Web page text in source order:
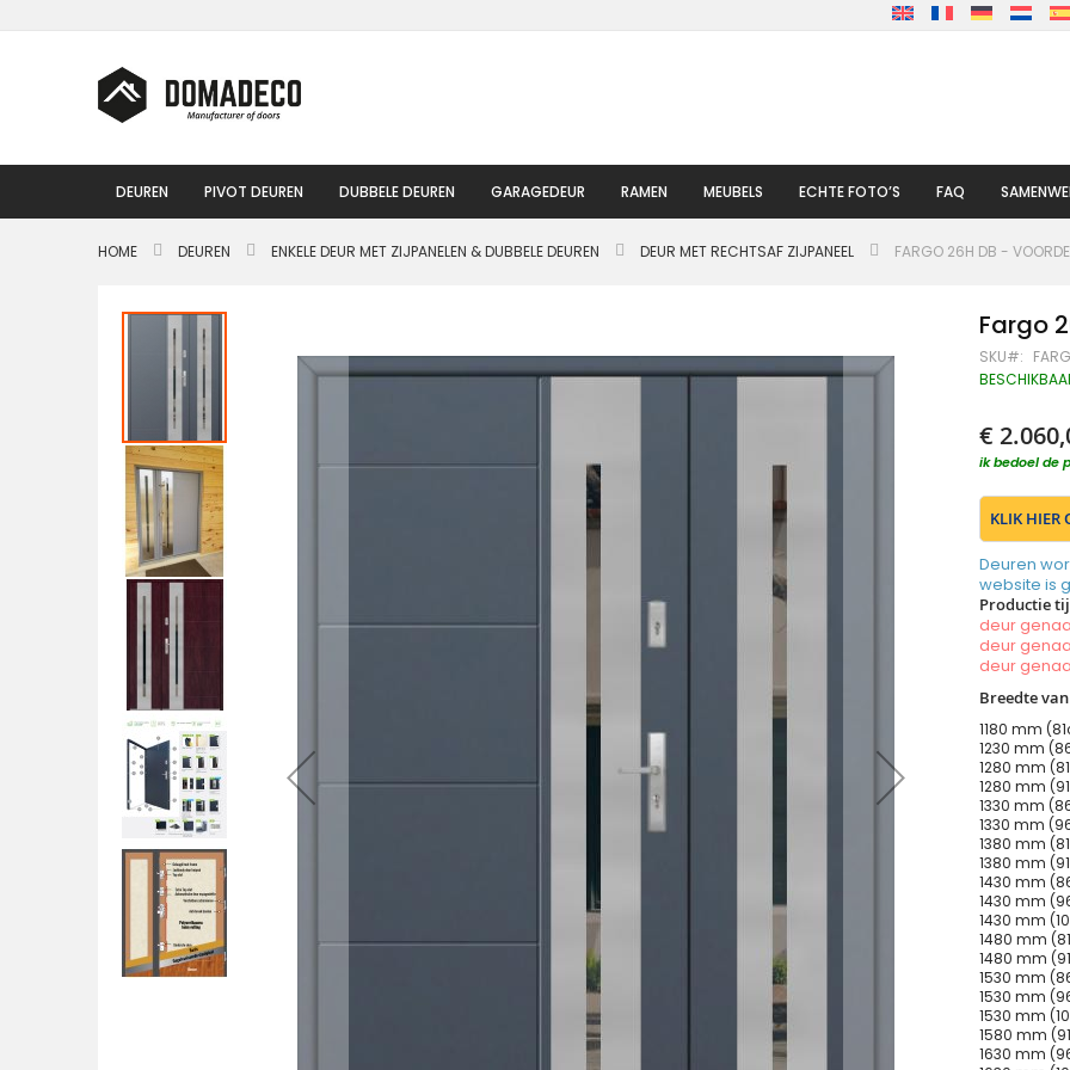
naar
inhoud
DEUREN PIVOT DEUREN DUBBELE DEUREN GARAGEDEUR RAMEN MEUBELS ECHTE FOTO’S FAQ
HOME DEUREN ENKELE DEUR MET ZIJPANELEN & DUBBELE DEUREN DEUR MET RECHTSAF ZIJPANEEL FARGO 26H DB -
Ga
afbeeldingen-
gallerij
Fargo
SKU
€
ik bedoel de
KLIK HIER
Deuren
website is
Productie
deur
deur
deur
Breedte
1180 mm
1230 mm
1280 mm
1280 mm
1330 mm
1330 mm
1380 mm
1380 mm
1430 mm
1430 mm
1430 mm
1480 mm
1480 mm
1530 mm
1530 mm
1530 mm
1580 mm
1630 mm